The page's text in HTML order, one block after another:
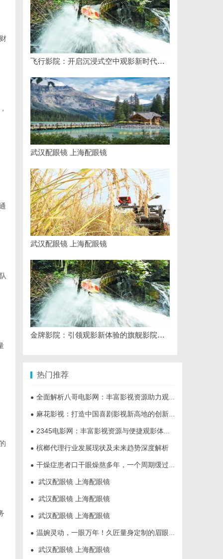
飞行影院：开启沉浸式空中观影新时代的科技体验
武汉配眼镜 上海配眼镜
武汉配眼镜 上海配眼镜
金牌影院：引领观影新体验的旗舰影院品牌
热门推荐
● 全面解析八哥电影网：丰富影视资源助力观影体验升级
● 麻花影视：打造中国喜剧影视新高地的创新典范
● 2345电影网：丰富影视资源与便捷观影体验的最佳选择
● 槟榔代理行业发展现状及未来趋势深度解析
● 干燥症患者口干眼燥熬多年，一个周期缓过来？老中医：一张辨证方对症，身体找回津液
● 武汉配眼镜 上海配眼镜
● 武汉配眼镜 上海配眼镜
● 武汉配眼镜 上海配眼镜
● 温婉灵动，一眼万年！久匠量身定制的眉眼唇，才是你整张脸的点睛之笔！淡颜系女生的气质加分项
● 武汉配眼镜 上海配眼镜